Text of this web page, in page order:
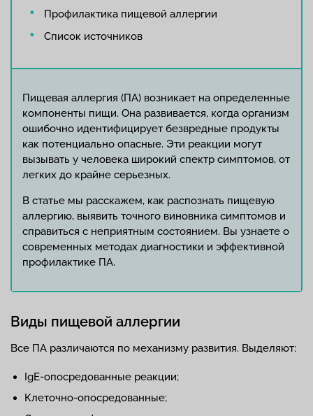
Профилактика пищевой аллергии
Список источников
Пищевая аллергия (ПА) возникает на определенные
компоненты пищи. Она развивается, когда организм
ошибочно идентифицирует безвредные продукты
как потенциально опасные. Эти реакции могут
вызывать у человека широкий спектр симптомов, от
легких до крайне серьезных.
В статье мы расскажем, как распознать пищевую
аллергию, выявить точного виновника симптомов и
справиться с неприятным состоянием. Вы узнаете о
современных методах диагностики и эффективной
профилактике ПА.
Виды пищевой аллергии
Все ПА различаются по механизму развития. Выделяют:
IgE-опосредованные реакции;
Клеточно-опосредованные;